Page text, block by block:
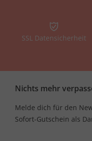
SSL Datensicherheit
Nichts mehr
Melde dich für den
Sofort-Gutschein als